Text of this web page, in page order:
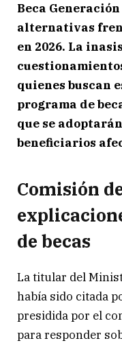
Beca
alternativas
en 2026. La
quienes buscan
programa de
que se
beneficiarios
Comisión
de becas
La titular del
había sido citada
presidida por el
para responder